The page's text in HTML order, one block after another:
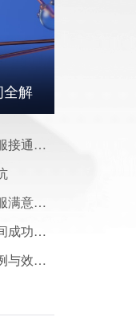
解
重庆企业必看：如何用400电话解决客服接通率低客户流失难题
眉山企业必看：如何用400电话解决客服满意度低的难题
承德制造企业400电话缩短客户响应时间成功案例分享
内江零售行业400电话真实应用成功案例与效果数据揭秘